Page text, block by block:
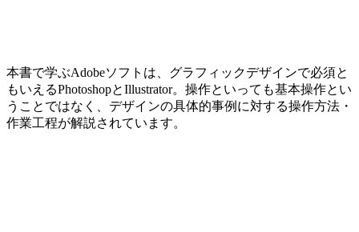
本書で学ぶAdobeソフトは、グラフィックデザインで必須と
もいえるPhotoshopとIllustrator。操作といっても基本操作とい
うことではなく、デザインの具体的事例に対する操作方法・
作業工程が解説されています。